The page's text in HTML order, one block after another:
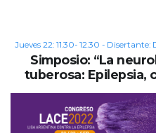
Jueves 22: 11.30- 12.30 -
Simposio: “La
tuberosa: Epilepsia,